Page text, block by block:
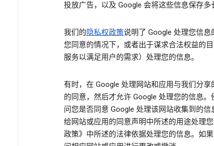
投放广告，以及 Google 会将这些信息保存
我们的隐私权政策说明了 Google 处理您信
您同意的情况下，或者出于谋求合法权益的
服务以满足用户的需求）处理您的信息。
有时，在 Google 处理网站和应用与我们分
的同意，然后才允许 Google 处理您的信息
问您是否同意 Google 处理该网站收集到的
给网站或应用的同意声明中所述的用途处理
政策》中所述的法律依据处理您的信息。如